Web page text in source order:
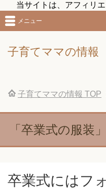
当サイトは、アフィリ
子育てママの情報
メニュー
子育てママの情報 TOP
「卒業式の服装
卒業式にはフ